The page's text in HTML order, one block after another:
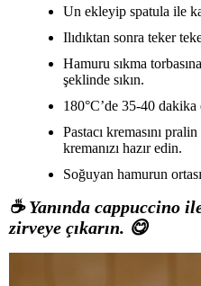
Un ekleyip spatula ile
Ilıdıktan sonra teker
Hamuru sıkma
şeklinde sıkın.
180°C’de 35-40 dakika
Pastacı kremasını
kremanızı hazır edin.
Soğuyan hamurun
☕Yanında cappuccino
zirveye çıkarın. 😋